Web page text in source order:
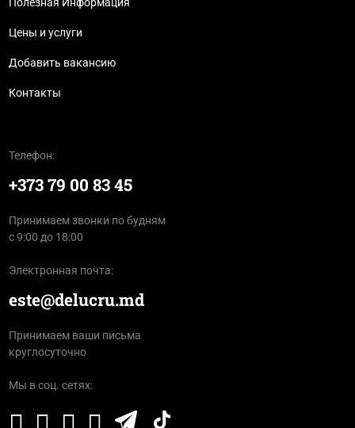
Цены и услуги
Добавить вакансию
Контакты
Телефон:
+373 79 00 83 45
Принимаем звонки по будням
с 9:00 до 18:00
Электронная почта:
este@delucru.md
Принимаем ваши письма
круглосуточно
Мы в соц. сетях: